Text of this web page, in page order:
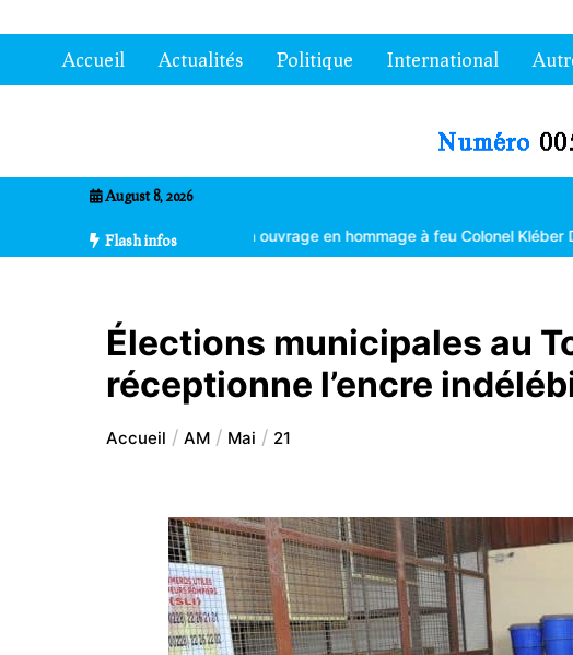
au
contenuAccueil Actualités Politique International
August 8, 2026
Flash infos
climatique Un ouvrage en hommage à feu Colonel Kléber Dadjo
Élections municipales au
réceptionne l’encre
Accueil AM Mai 21